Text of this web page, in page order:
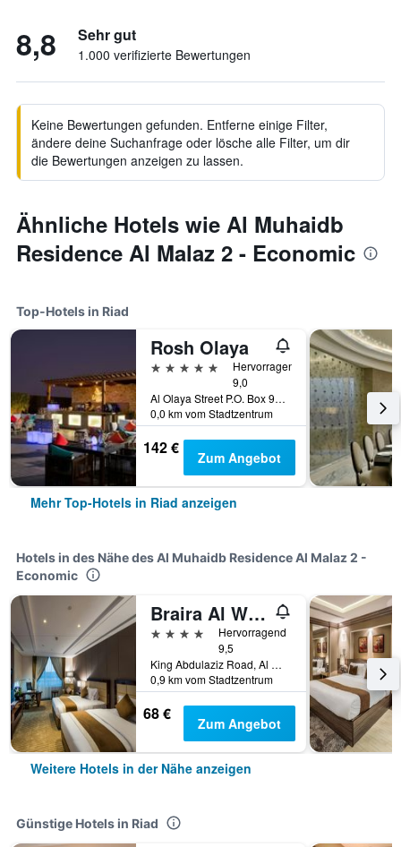
8,8 Sehr gut
1.000 verifizierte Bewertungen
Keine Bewertungen gefunden. Entferne einige Filter,
ändere deine Suchanfrage oder lösche alle Filter, um dir
die Bewertungen anzeigen zu lassen.
Ähnliche Hotels wie Al Muhaidb
Residence Al Malaz 2 - Economic
Top-Hotels in Riad
Rosh Olaya
5 Sterne
Hervorragend
9,0
Al Olaya Street P.O. Box 9295, Riad, Saudi-Arabien
0,0 km vom Stadtzentrum
142 € Zum Angebot
Mehr Top-Hotels in Riad anzeigen
Hotels in des Nähe des Al Muhaidb Residence Al Malaz 2 -
Economic
Braira Al Wezarat
4 Sterne
Hervorragend
9,5
King Abdulaziz Road, Al Wezarat District, Riad, Saudi-Arabien
0,9 km vom Stadtzentrum
68 € Zum Angebot
Weitere Hotels in der Nähe anzeigen
Günstige Hotels in Riad